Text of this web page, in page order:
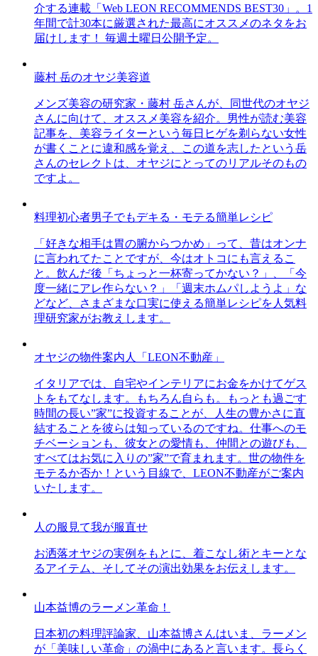
介する連載「Web LEON RECOMMENDS BEST30」。1
年間で計30本に厳選された最高にオススメのネタをお
届けします！ 毎週土曜日公開予定。
藤村 岳のオヤジ美容道
メンズ美容の研究家・藤村 岳さんが、同世代のオヤジ
さんに向けて、オススメ美容を紹介。男性が読む美容
記事を、美容ライターという毎日ヒゲを剃らない女性
が書くことに違和感を覚え、この道を志したという岳
さんのセレクトは、オヤジにとってのリアルそのもの
ですよ。
料理初心者男子でもデキる・モテる簡単レシピ
「好きな相手は胃の腑からつかめ」って、昔はオンナ
に言われてたことですが、今はオトコにも言えるこ
と。飲んだ後「ちょっと一杯寄ってかない？」、「今
度一緒にアレ作らない？」「週末ホムパしようよ」な
どなど、さまざまな口実に使える簡単レシピを人気料
理研究家がお教えします。
オヤジの物件案内人「LEON不動産」
イタリアでは、自宅やインテリアにお金をかけてゲス
トをもてなします。もちろん自らも。もっとも過ごす
時間の長い”家”に投資することが、人生の豊かさに直
結することを彼らは知っているのですね。仕事へのモ
チベーションも、彼女との愛情も、仲間との遊びも、
すべてはお気に入りの”家”で育まれます。世の物件を
モテるか否か！という目線で、LEON不動産がご案内
いたします。
人の服見て我が服直せ
お洒落オヤジの実例をもとに、着こなし術とキーとな
るアイテム、そしてその演出効果をお伝えします。
山本益博のラーメン革命！
日本初の料理評論家、山本益博さんはいま、ラーメン
が「美味しい革命」の渦中にあると言います。長らく